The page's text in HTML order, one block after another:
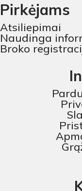
Pirkėjams
Atsiliepimai
Naudinga
Broko